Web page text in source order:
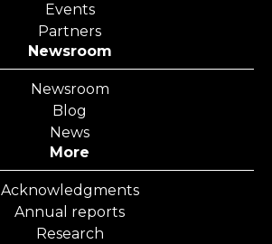
Events
Partners
Newsroom
Newsroom
Blog
News
More
Acknowledgments
Annual reports
Research